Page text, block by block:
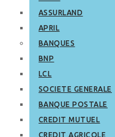
ASSURLAND
APRIL
BANQUES
BNP
LCL
SOCIETE GENERALE
BANQUE POSTALE
CREDIT MUTUEL
CREDIT AGRICOLE